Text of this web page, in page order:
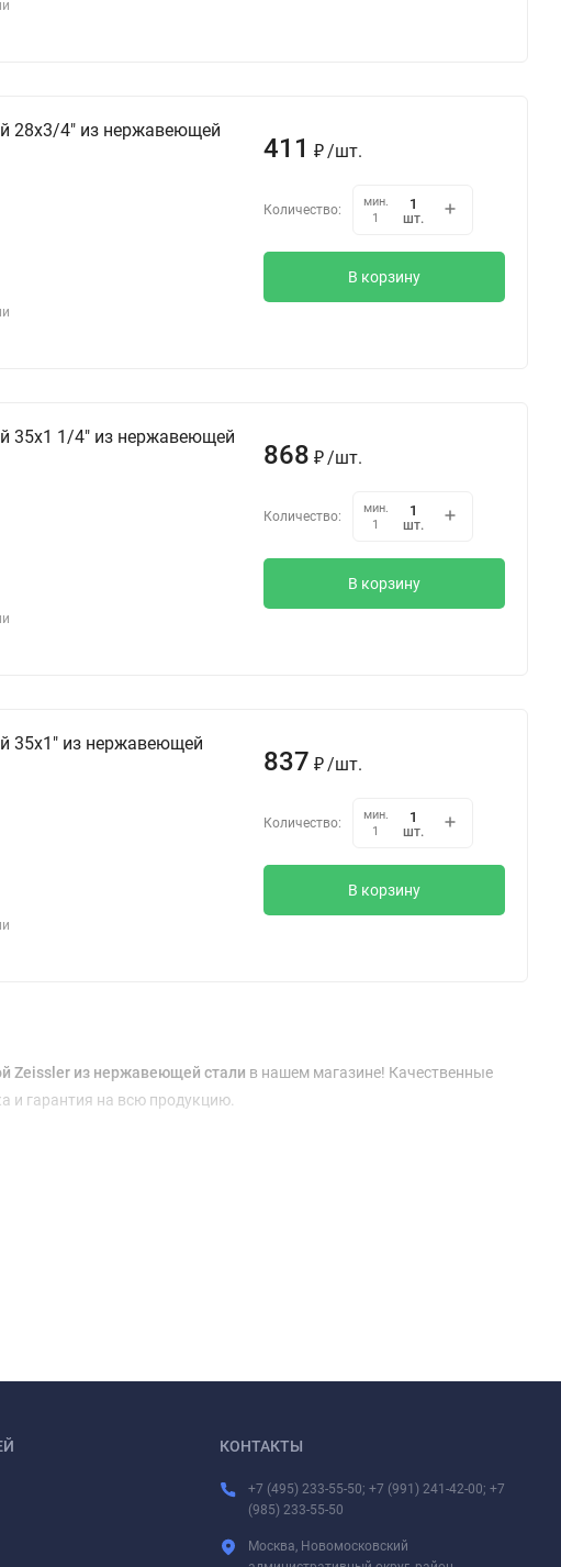
28х3/4" из нержавеющей
411 ₽/шт.
Количество:
мин.
1
шт.
В корзину
35х1 1/4" из нержавеющей
868 ₽/шт.
Количество:
мин.
1
шт.
В корзину
35х1" из нержавеющей
837 ₽/шт.
Количество:
мин.
1
шт.
В корзину
Zeissler из нержавеющей стали в нашем магазине! Качественные
и гарантия на всю продукцию.
КОНТАКТЫ
+7 (495) 233-55-50; +7 (991) 241-42-00; +7
(985) 233-55-50
Москва, Новомосковский